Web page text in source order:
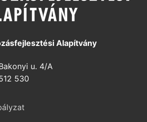
Alapítvány
u. 4/A
530